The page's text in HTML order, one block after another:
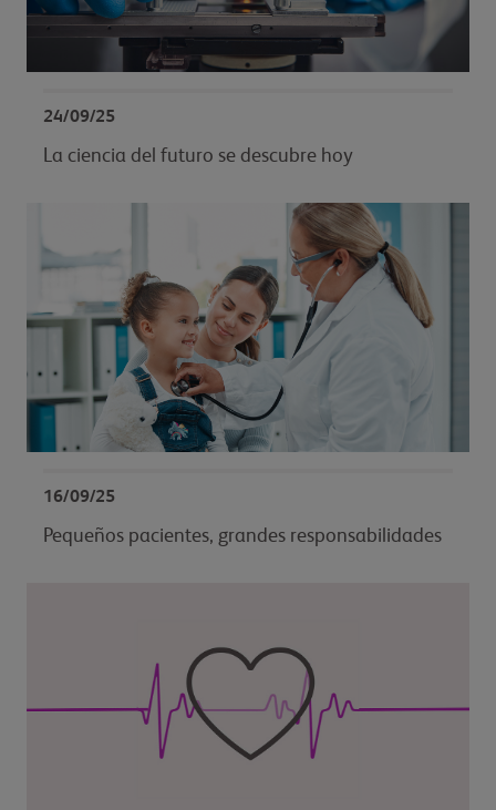
24/09/25
La ciencia del futuro se descubre hoy
16/09/25
Pequeños pacientes, grandes responsabilidades